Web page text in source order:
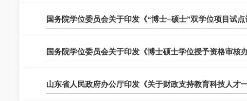
国务院学位委员会关于印发《“博士+硕士”双学位项目试
国务院学位委员会关于印发《博士硕士学位授予资格审核
山东省人民政府办公厅印发《关于财政支持教育科技人才